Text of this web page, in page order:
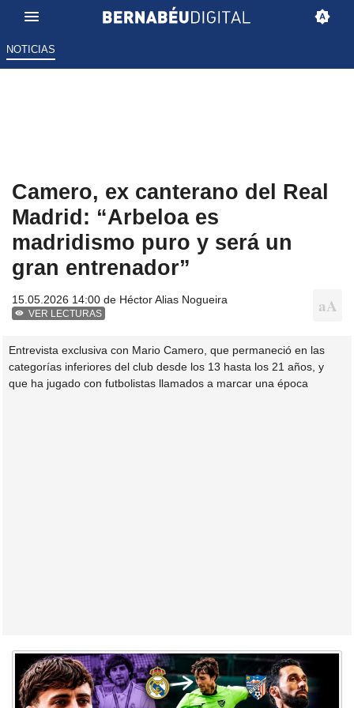
NOTICIAS
Camero, ex canterano del Real
Madrid: “Arbeloa es
madridismo puro y será un
gran entrenador”
15.05.2026 14:00 de Héctor Alias Nogueira
VER LECTURAS
Entrevista exclusiva con Mario Camero, que permaneció en las
categorías inferiores del club desde los 13 hasta los 21 años, y
que ha jugado con futbolistas llamados a marcar una época